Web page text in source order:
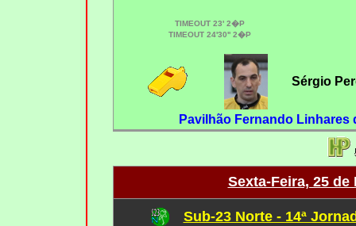
TIMEOUT 23' 2�P
TIMEOUT 24'30'' 2�P
Sérgio
Pavilhão Fernando Linhares
Sexta-Feira, 25 de
Sub-23 Norte - 14ª